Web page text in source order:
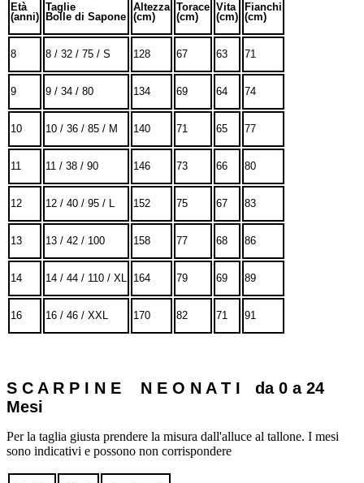
Età
(anni)
Taglie
Bolle di Sapone
Altezza
(cm)
Torace
(cm)
Vita
(cm)
Fianchi
(cm)
8 8 / 32 / 75 / S 128 67 63 71
9 9 / 34 / 80 134 69 64 74
10 10 / 36 / 85 / M 140 71 65 77
11 11 / 38 / 90 146 73 66 80
12 12 / 40 / 95 / L 152 75 67 83
13 13 / 42 / 100 158 77 68 86
14 14 / 44 / 110 / XL 164 79 69 89
16 16 / 46 / XXL 170 82 71 91
S C A R P I N E N E O N A T I da 0 a 24
Mesi
Per la taglia giusta prendere la misura dall'alluce al tallone. I mesi
sono indicativi e possono non corrispondere